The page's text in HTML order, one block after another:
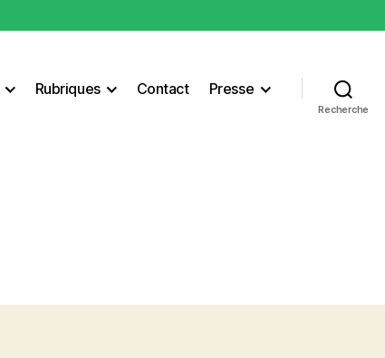
Rubriques Contact Presse
Recherche